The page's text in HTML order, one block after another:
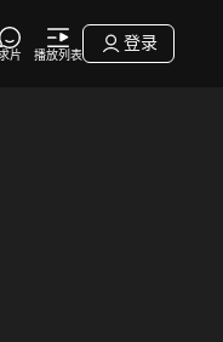
片 播放列表
登录